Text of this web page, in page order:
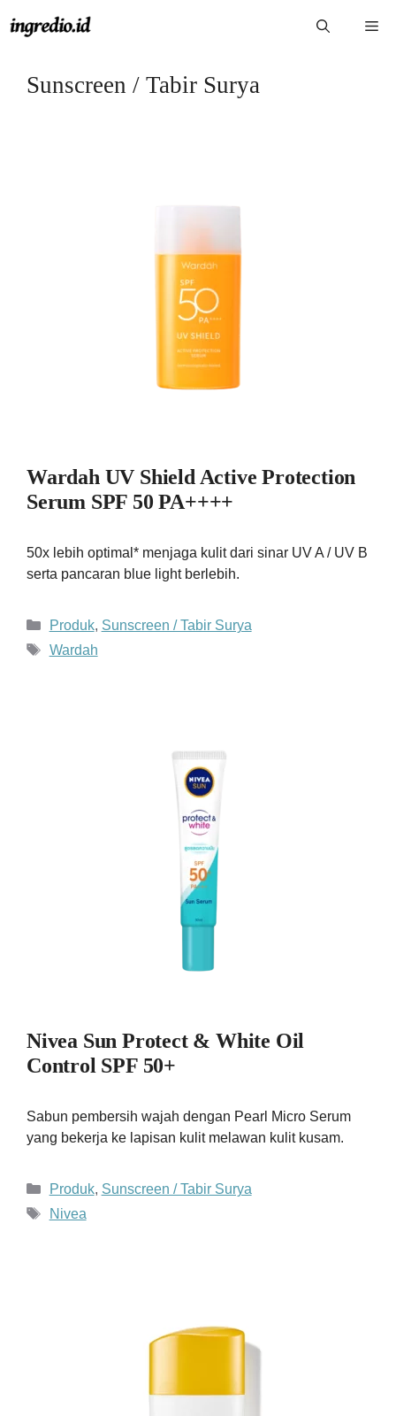
ke
Sunscreen / Tabir Surya
Wardah UV Shield Active Protection
Serum SPF 50 PA++++
50x lebih optimal* menjaga kulit dari sinar UV A / UV B
serta pancaran blue light berlebih.
Kategori
Produk, Sunscreen / Tabir Surya
Tag
Wardah
Nivea Sun Protect & White Oil
Control SPF 50+
Sabun pembersih wajah dengan Pearl Micro Serum
yang bekerja ke lapisan kulit melawan kulit kusam.
Kategori
Produk, Sunscreen / Tabir Surya
Tag
Nivea